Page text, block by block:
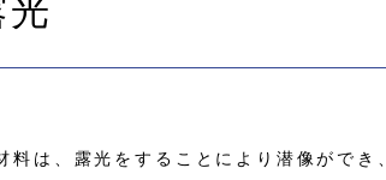
光
は、露光をすることにより潜像ができ